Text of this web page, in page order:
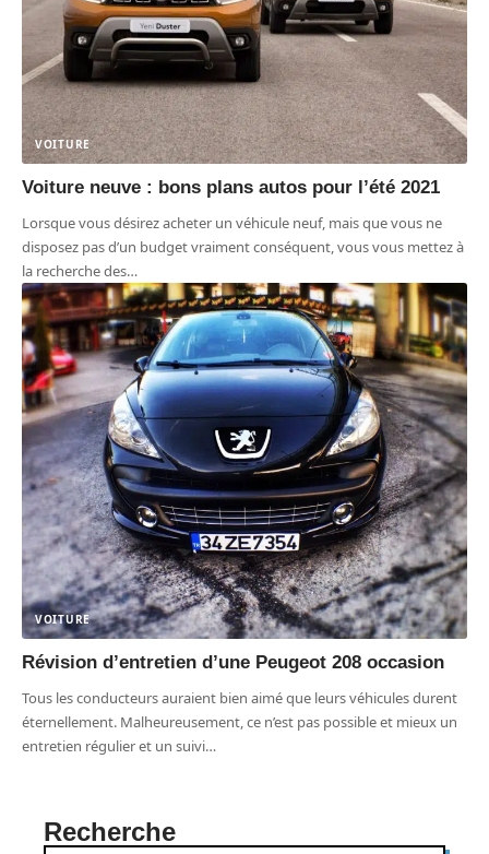
VOITURE
Voiture neuve : bons plans autos pour l’été 2021
Lorsque vous désirez acheter un véhicule neuf, mais que vous ne
disposez pas d’un budget vraiment conséquent, vous vous mettez à
la recherche des…
VOITURE
Révision d’entretien d’une Peugeot 208 occasion
Tous les conducteurs auraient bien aimé que leurs véhicules durent
éternellement. Malheureusement, ce n’est pas possible et mieux un
entretien régulier et un suivi…
Recherche